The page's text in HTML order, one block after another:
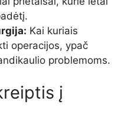
Kai kuriais
operacijos, ypač
problemoms.
į